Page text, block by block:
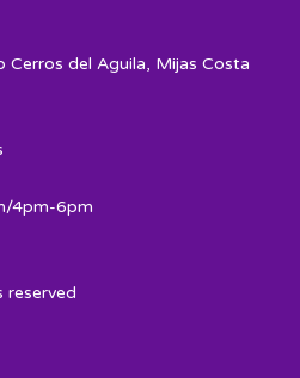
Cerros del Aguila, Mijas Costa
4pm-6pm